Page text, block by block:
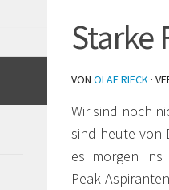
Starke
VON OLAF RIECK ·
Wir sind noch
sind heute von
es morgen ins
Peak